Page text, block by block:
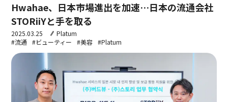
Hwahae、日本市場進出を加速…日本の流通会社
STORiiYと手を取る
2025.03.25
Platum
#流通
#ビューティー #美容 #Platum